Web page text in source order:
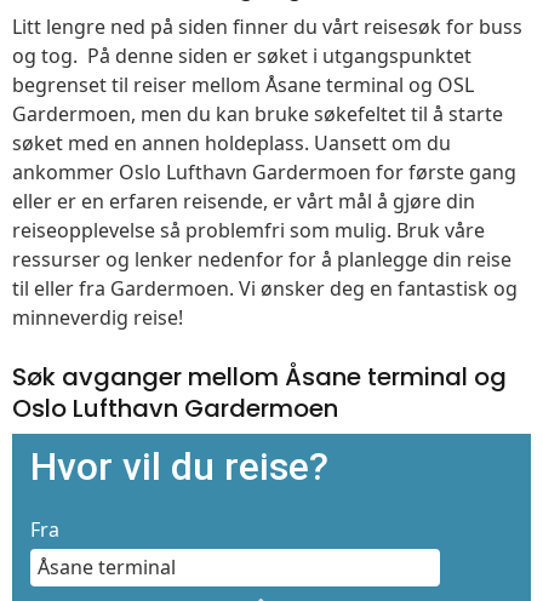
Litt lengre ned på siden finner du vårt reisesøk for buss
og tog. På denne siden er søket i utgangspunktet
begrenset til reiser mellom Åsane terminal og OSL
Gardermoen, men du kan bruke søkefeltet til å starte
søket med en annen holdeplass. Uansett om du
ankommer Oslo Lufthavn Gardermoen for første gang
eller er en erfaren reisende, er vårt mål å gjøre din
reiseopplevelse så problemfri som mulig. Bruk våre
ressurser og lenker nedenfor for å planlegge din reise
til eller fra Gardermoen. Vi ønsker deg en fantastisk og
minneverdig reise!
Søk avganger mellom Åsane terminal og
Oslo Lufthavn Gardermoen
Hvor vil du reise?
Fra